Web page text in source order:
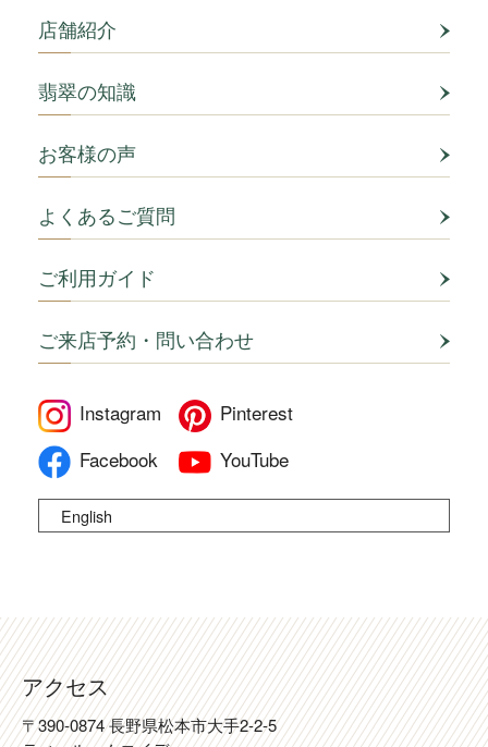
店舗紹介
翡翠の知識
お客様の声
よくあるご質問
ご利用ガイド
ご来店予約・問い合わせ
Instagram
Pinterest
Facebook
YouTube
English
アクセス
〒390-0874 長野県松本市大手2-2-5